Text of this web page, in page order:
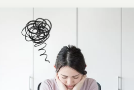
専門のライターがすべての原稿を執筆
バージョン率・UI/UXを高めるデザイン
かつ正しい方法のSEO対策
ゆる閲覧環境を想定した